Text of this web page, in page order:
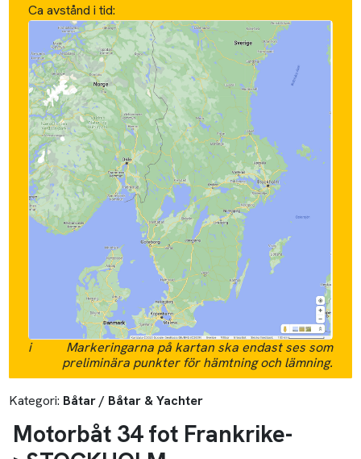
Ca avstånd i tid:
i
Markeringarna på kartan ska endast ses som
preliminära punkter för hämtning och lämning.
Kategori: Båtar / Båtar & Yachter
Motorbåt 34 fot Frankrike-